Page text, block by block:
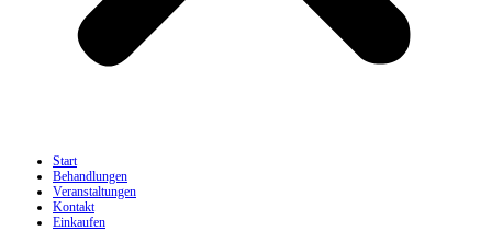
Start
Behandlungen
Veranstaltungen
Kontakt
Einkaufen